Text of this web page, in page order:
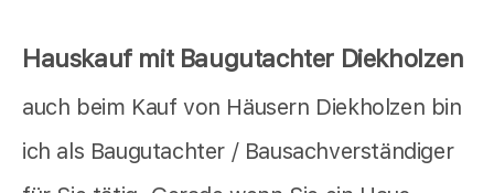
Hauskauf mit Baugutachter Diekholzen
auch beim Kauf von Häusern Diekholzen bin
ich als Baugutachter / Bausachverständiger